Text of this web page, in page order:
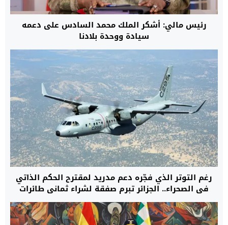
رئيس مالي: أشكر الملك محمد السادس على دعمه
سيادة ووحدة بلادنا
رغم التوتر الذي فجّره دعم مدريد لمقترح الحكم الذاتي
في الصحراء.. الجزائر تبرم صفقة لشراء ثماني طائرات
عسكرية من طراز C295 من إسبانيا